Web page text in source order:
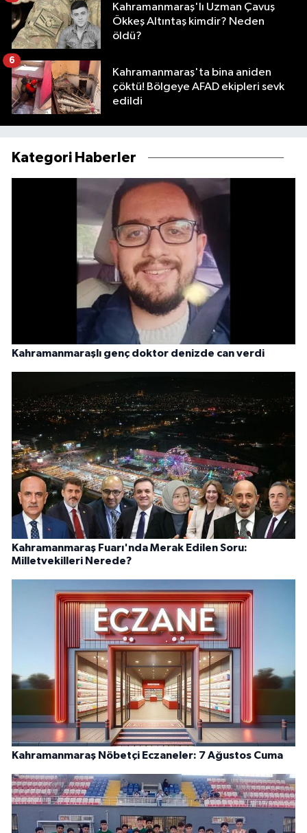
Kahramanmaraş'lı Uzman Çavuş
Ökkeş Altıntaş kimdir? Neden
öldü?
Kahramanmaraş'ta bina aniden
çöktü! Bölgeye AFAD ekipleri sevk
edildi
6
Kategori Haberler
Kahramanmaraşlı genç doktor denizde can verdi
Kahramanmaraş Fuarı'nda Merak Edilen Soru:
Milletvekilleri Nerede?
Kahramanmaraş Nöbetçi Eczaneler: 7 Ağustos Cuma